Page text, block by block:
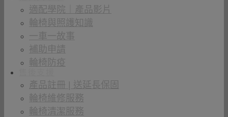
適配學院｜產品影片
輪椅與照護知識
一車一故事
補助申請
輪椅防疫
產品註冊 | 送延長保固
輪椅維修服務
輪椅清潔服務